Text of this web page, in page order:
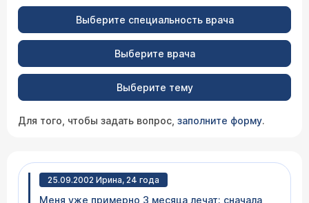
Выберите специальность врача
Выберите врача
Выберите тему
Для того, чтобы задать вопрос, заполните форму.
25.09.2002 Ирина, 24 года
Меня уже примерно 3 месяца лечат: сначала